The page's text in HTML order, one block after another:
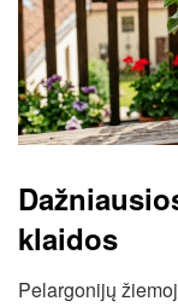
klaidos
Pelargonijų